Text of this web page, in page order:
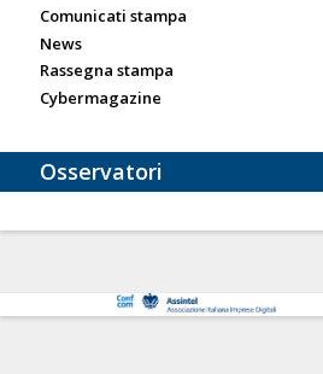
Comunicati stampa
News
Rassegna stampa
Cybermagazine
Osservatori